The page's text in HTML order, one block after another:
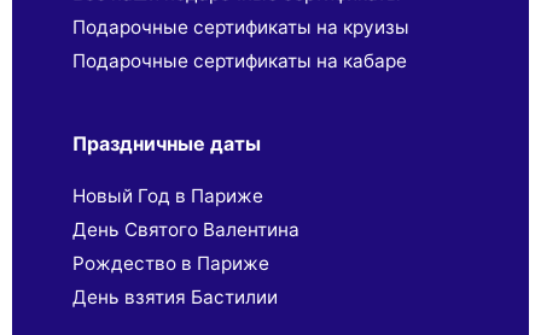
Подарочные сертификаты на круизы
Подарочные сертификаты на кабаре
Праздничные даты
Новый Год в Париже
День Святого Валентина
Рождество в Париже
День взятия Бастилии